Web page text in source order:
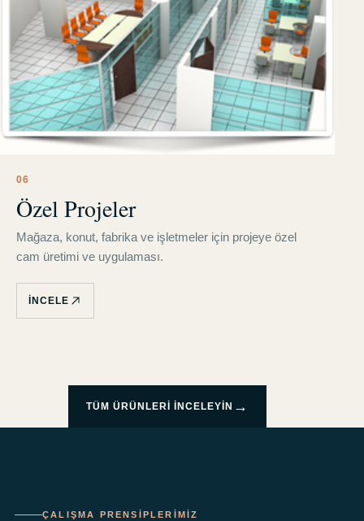
06
Özel Projeler
Mağaza, konut, fabrika ve işletmeler için projeye özel
cam üretimi ve uygulaması.
İNCELE
TÜM ÜRÜNLERI INCELEYIN →
ÇALIŞMA PRENSIPLERIMIZ